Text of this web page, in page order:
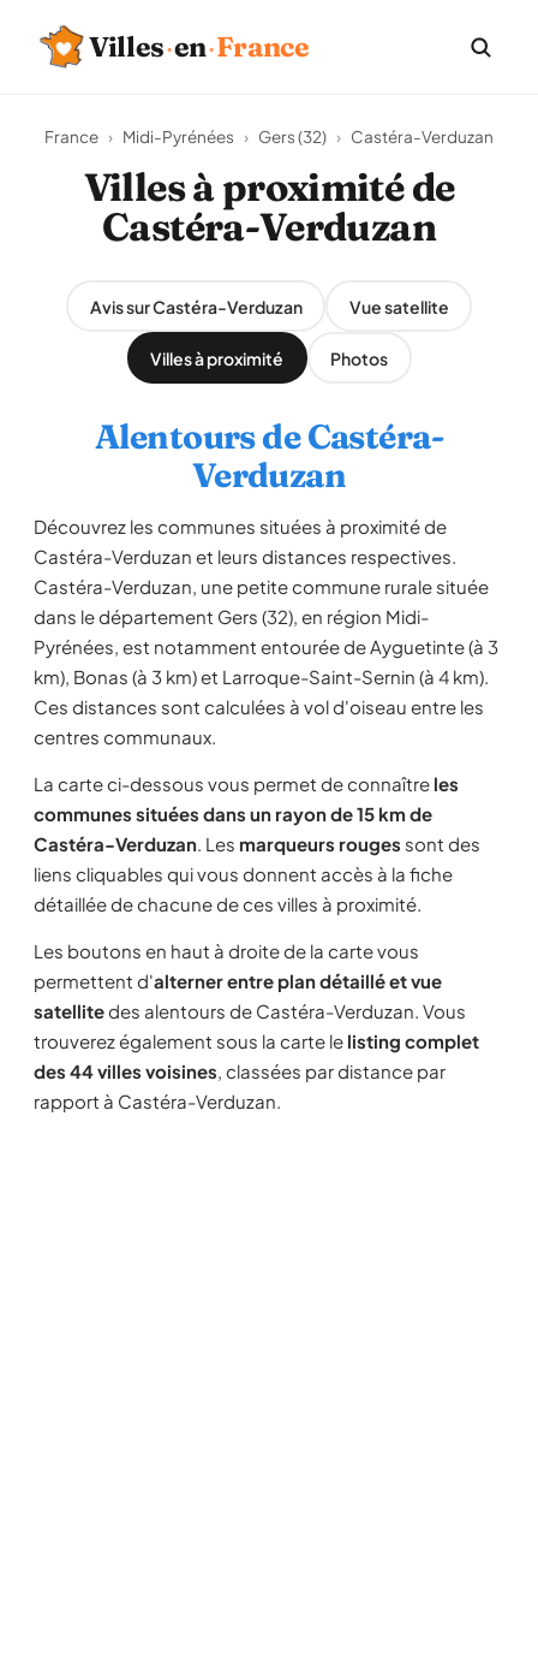
Villes·en·France
France › Midi-Pyrénées › Gers (32) › Castéra-Verduzan
Villes à proximité de
Castéra-Verduzan
Avis sur Castéra-Verduzan Vue satellite
Villes à proximité Photos
Alentours de Castéra-
Verduzan
Découvrez les communes situées à proximité de
Castéra-Verduzan et leurs distances respectives.
Castéra-Verduzan, une petite commune rurale située
dans le département Gers (32), en région Midi-
Pyrénées, est notamment entourée de Ayguetinte (à 3
km), Bonas (à 3 km) et Larroque-Saint-Sernin (à 4 km).
Ces distances sont calculées à vol d'oiseau entre les
centres communaux.
La carte ci-dessous vous permet de connaître les
communes situées dans un rayon de 15 km de
Castéra-Verduzan. Les marqueurs rouges sont des
liens cliquables qui vous donnent accès à la fiche
détaillée de chacune de ces villes à proximité.
Les boutons en haut à droite de la carte vous
permettent d'alterner entre plan détaillé et vue
satellitedes alentours de Castéra-Verduzan. Vous
trouverez également sous la carte le listing complet
des 44 villes voisines, classées par distance par
rapport à Castéra-Verduzan.